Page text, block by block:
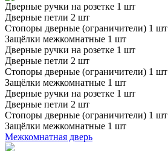
Дверные ручки на розетке 1 шт
Дверные петли 2 шт
Стопоры дверные (ограничители) 1 шт
Защёлки межкомнатные 1 шт
Дверные ручки на розетке 1 шт
Дверные петли 2 шт
Стопоры дверные (ограничители) 1 шт
Защёлки межкомнатные 1 шт
Дверные ручки на розетке 1 шт
Дверные петли 2 шт
Стопоры дверные (ограничители) 1 шт
Защёлки межкомнатные 1 шт
Межкомнатная дверь